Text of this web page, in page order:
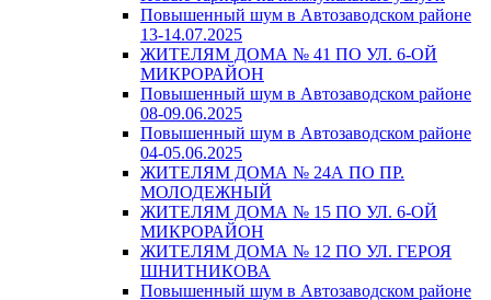
Повышенный шум в Автозаводском районе
13-14.07.2025
ЖИТЕЛЯМ ДОМА № 41 ПО УЛ. 6-ОЙ
МИКРОРАЙОН
Повышенный шум в Автозаводском районе
08-09.06.2025
Повышенный шум в Автозаводском районе
04-05.06.2025
ЖИТЕЛЯМ ДОМА № 24А ПО ПР.
МОЛОДЕЖНЫЙ
ЖИТЕЛЯМ ДОМА № 15 ПО УЛ. 6-ОЙ
МИКРОРАЙОН
ЖИТЕЛЯМ ДОМА № 12 ПО УЛ. ГЕРОЯ
ШНИТНИКОВА
Повышенный шум в Автозаводском районе